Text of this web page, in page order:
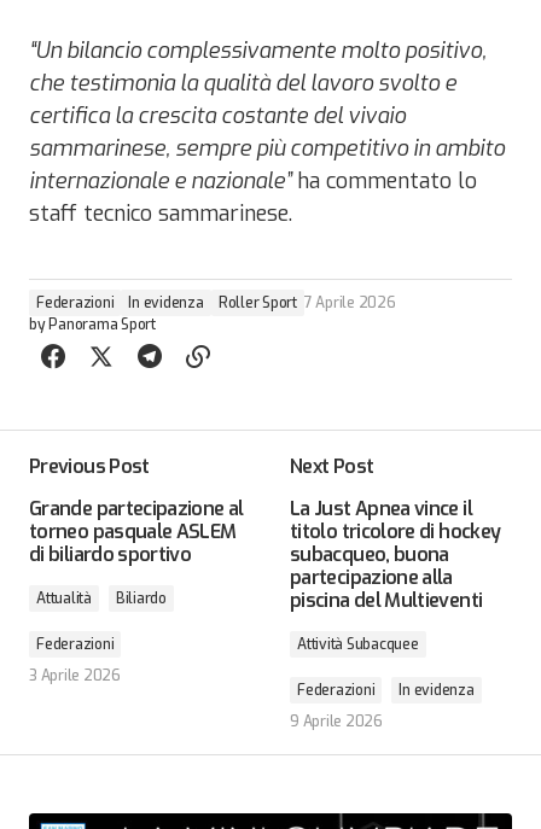
“Un bilancio complessivamente molto positivo,
che testimonia la qualità del lavoro svolto e
certifica la crescita costante del vivaio
sammarinese, sempre più competitivo in ambito
internazionale e nazionale”ha commentato lo
staff tecnico sammarinese.
Federazioni In evidenza Roller Sport 7 Aprile 2026
byPanorama Sport
Previous Post
Grande partecipazione al
torneo pasquale ASLEM
di biliardo sportivo
Attualità Biliardo
Federazioni
3 Aprile 2026
Next Post
La Just Apnea vince il
titolo tricolore di hockey
subacqueo, buona
partecipazione alla
piscina del Multieventi
Attività Subacquee
Federazioni
In evidenza
9 Aprile 2026